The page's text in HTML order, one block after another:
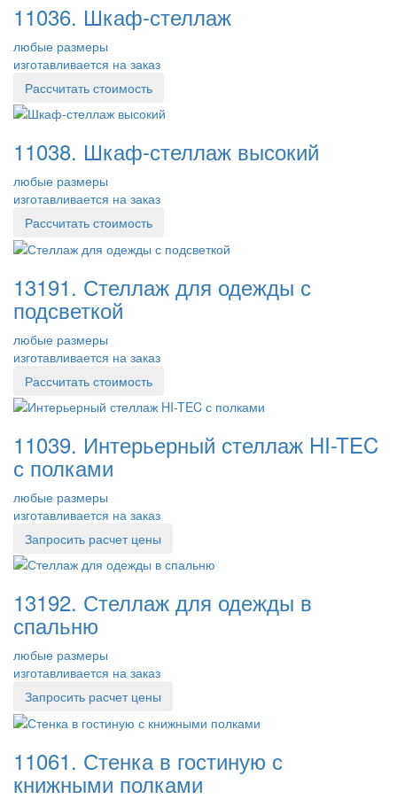
11036. Шкаф-стеллаж
любые размеры
изготавливается на заказ
Рассчитать стоимость
11038. Шкаф-стеллаж высокий
любые размеры
изготавливается на заказ
Рассчитать стоимость
13191. Стеллаж для одежды с
подсветкой
любые размеры
изготавливается на заказ
Рассчитать стоимость
11039. Интерьерный стеллаж HI-TEC
с полками
любые размеры
изготавливается на заказ
Запросить расчет цены
13192. Стеллаж для одежды в
спальню
любые размеры
изготавливается на заказ
Запросить расчет цены
11061. Стенка в гостиную с
книжными полками